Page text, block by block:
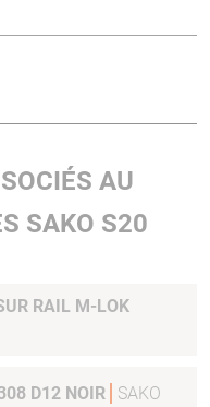
AU
SAKO S20
RAIL M-LOK
D12 NOIR SAKO